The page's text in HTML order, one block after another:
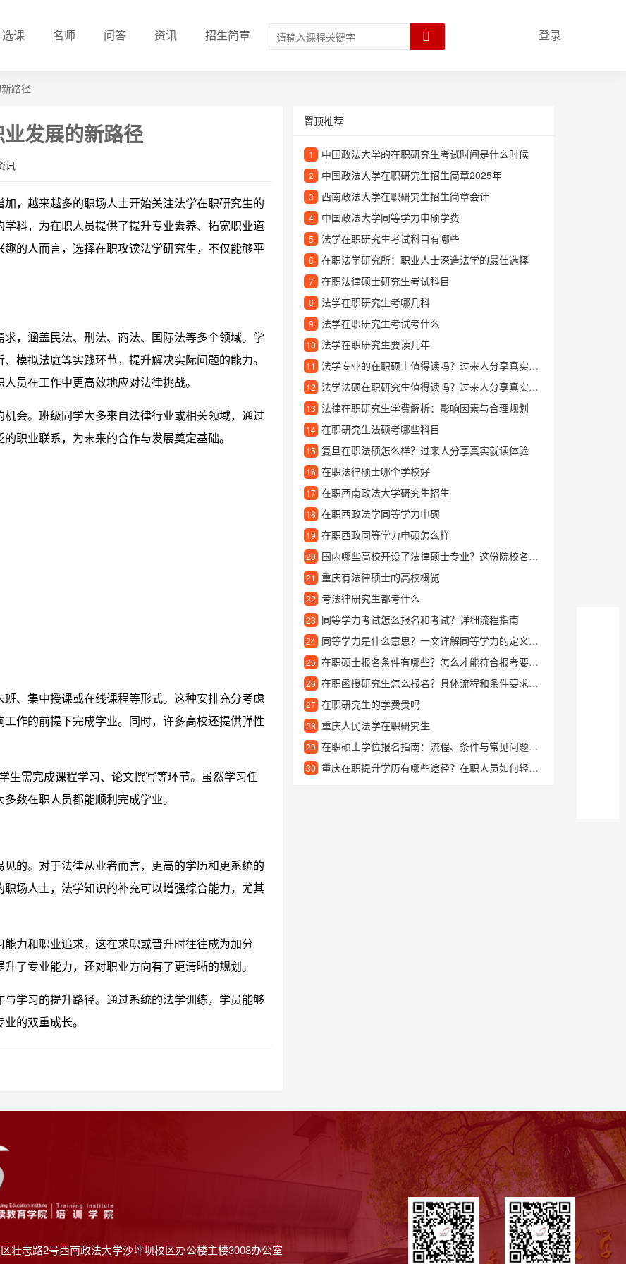
选课 名师 问答 资讯 招生简章 登录
路径
发展的新路径
讯
，越来越多的职场人士开始关注法学在职研究生的
科，为在职人员提供了提升专业素养、拓宽职业道
的人而言，选择在职攻读法学研究生，不仅能够平
，涵盖民法、刑法、商法、国际法等多个领域。学
模拟法庭等实践环节，提升解决实际问题的能力。
员在工作中更高效地应对法律挑战。
会。班级同学大多来自法律行业或相关领域，通过
职业联系，为未来的合作与发展奠定基础。
、集中授课或在线课程等形式。这种安排充分考虑
作的前提下完成学业。同时，许多高校还提供弹性
生需完成课程学习、论文撰写等环节。虽然学习任
数在职人员都能顺利完成学业。
的。对于法律从业者而言，更高的学历和更系统的
场人士，法学知识的补充可以增强综合能力，尤其
力和职业追求，这在求职或晋升时往往成为加分
了专业能力，还对职业方向有了更清晰的规划。
学习的提升路径。通过系统的法学训练，学员能够
的双重成长。
置顶推荐
1 中国政法大学的在职研究生考试时间是什么时候
2 中国政法大学在职研究生招生简章2025年
3 西南政法大学在职研究生招生简章会计
4 中国政法大学同等学力申硕学费
5 法学在职研究生考试科目有哪些
6 在职法学研究所：职业人士深造法学的最佳选择
7 在职法律硕士研究生考试科目
8 法学在职研究生考哪几科
9 法学在职研究生考试考什么
10 法学在职研究生要读几年
11 法学专业的在职硕士值得读吗？过来人分享真实学习体验
12 法学法硕在职研究生值得读吗？过来人分享真实就读体验
13 法律在职研究生学费解析：影响因素与合理规划
14 在职研究生法硕考哪些科目
15 复旦在职法硕怎么样？过来人分享真实就读体验
16 在职法律硕士哪个学校好
17 在职西南政法大学研究生招生
18 在职西政法学同等学力申硕
19 在职西政同等学力申硕怎么样
20 国内哪些高校开设了法律硕士专业？这份院校名单请收好
21 重庆有法律硕士的高校概览
22 考法律研究生都考什么
23 同等学力考试怎么报名和考试？详细流程指南
24 同等学力是什么意思？一文详解同等学力的定义与常见问题
25 在职硕士报名条件有哪些？怎么才能符合报考要求？
26 在职函授研究生怎么报名？具体流程和条件要求详解
27 在职研究生的学费贵吗
28 重庆人民法学在职研究生
29 在职硕士学位报名指南：流程、条件与常见问题解答
30 重庆在职提升学历有哪些途径？在职人员如何轻松提升学历？
壮志路2号西南政法大学沙坪坝校区办公楼主楼3008办公室